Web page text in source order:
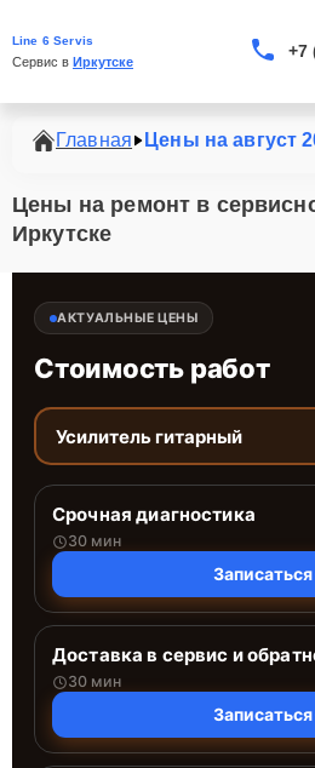
Line 6 Servis
Сервис в Иркутске
+7
Главная Цены на август
Цены на ремонт в
Иркутске
АКТУАЛЬНЫЕ ЦЕНЫ
Стоимость работ
Усилитель гитарный
Срочная диагностика
30 мин
Записаться
Доставка в сервис и
30 мин
Записаться